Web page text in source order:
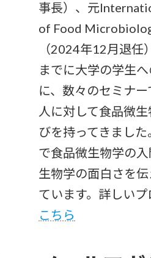
事長）、元
of Food
（2024年12月退任
までに大学の学生
に、数々のセミナ
人に対して食品微
びを持ってきまし
で食品微生物学の
生物学の面白さを
ています。詳しい
こちら